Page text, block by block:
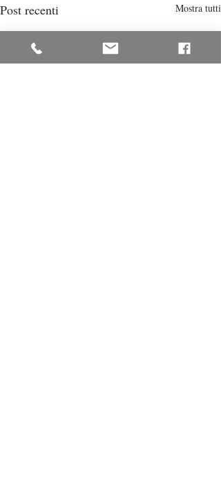
Post recenti Mostra tutti